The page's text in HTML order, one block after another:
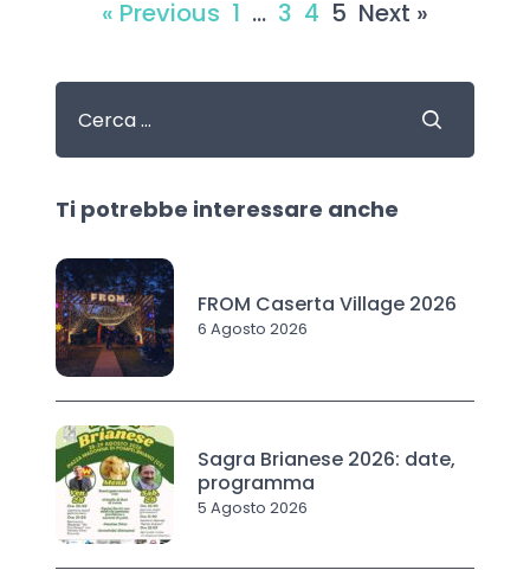
« Previous 1 … 3 4 5 Next »
Ti potrebbe interessare anche
FROM Caserta Village 2026
6 Agosto 2026
Sagra Brianese 2026: date,
programma
5 Agosto 2026